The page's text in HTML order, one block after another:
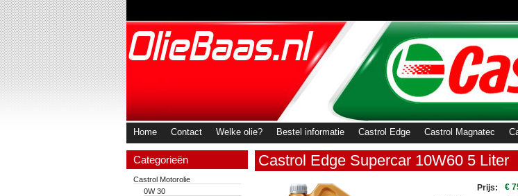
Home Contact Welke olie? Bestel informatie Castrol Edge Castrol Magnatec
Categorieën
Castrol Motorolie
0W 30
Castrol Edge Supercar 10W60 5 Liter
Prijs:
€